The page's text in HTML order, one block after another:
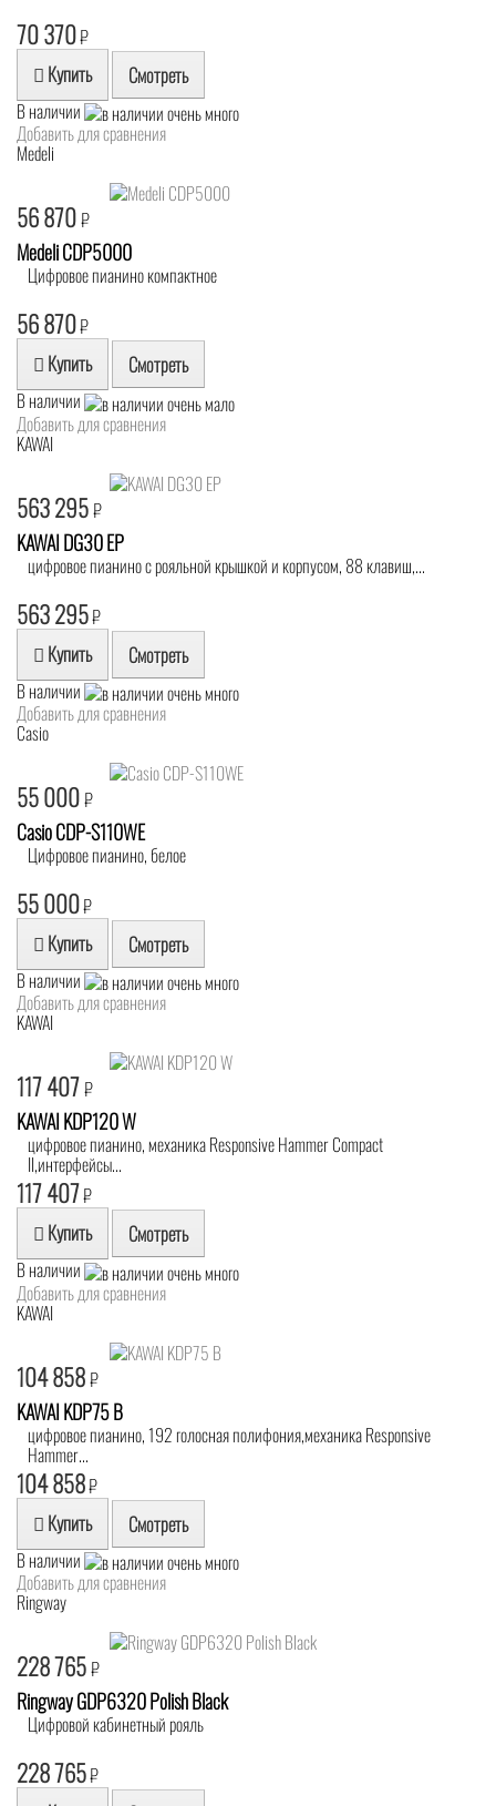
70 370₽
Купить Смотреть
В наличии
Добавить для сравнения
Medeli
56 870₽
Medeli CDP5000
Цифровое пианино компактное
56 870₽
Купить Смотреть
В наличии
Добавить для сравнения
KAWAI
563 295₽
KAWAI DG30 EP
цифровое пианино с рояльной крышкой и корпусом, 88 клавиш,...
563 295₽
Купить Смотреть
В наличии
Добавить для сравнения
Casio
55 000₽
Casio CDP-S110WE
Цифровое пианино, белое
55 000₽
Купить Смотреть
В наличии
Добавить для сравнения
KAWAI
117 407₽
KAWAI KDP120 W
цифровое пианино, механика Responsive Hammer Compact
II,интерфейсы...
117 407₽
Купить Смотреть
В наличии
Добавить для сравнения
KAWAI
104 858₽
KAWAI KDP75 B
цифровое пианино, 192 голосная полифония,механика Responsive
Hammer...
104 858₽
Купить Смотреть
В наличии
Добавить для сравнения
Ringway
228 765₽
Ringway GDP6320 Polish Black
Цифровой кабинетный рояль
228 765₽